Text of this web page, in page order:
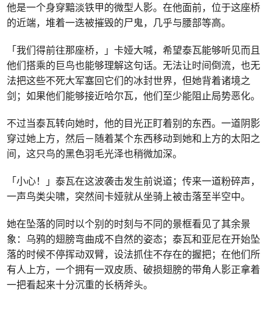
他是一个身穿黯淡铁甲的微型人影。在他面前，位于这座桥
的近端，堆着一迭被摧毁的尸鬼，几乎与腰部等高。
「我们得前往那座桥，」卡娅大喊，希望泰瓦能够听见而且
他们搭乘的巨鸟也能够理解这句话。无法让时间倒流，也无
法把这些不死大军塞回它们的冰封世界，但她背着诸境之
剑；如果他们能够接近哈尔瓦，他们至少能阻止局势恶化。
不过当泰瓦转向她时，他的目光正盯着别的东西。一道阴影
穿过她上方，然后－随着某个东西移动到她和上方的太阳之
间，这只鸟的黑色羽毛光泽也稍微加深。
「小心！」泰瓦在这波袭击发生前说道；传来一道粉碎声，
一声鸟类尖啸，突然间卡娅就从坐骑上被击落至半空中。
她在坠落的同时以个别的时刻与不同的景框看见了其余景
象：乌鸦的翅膀弯曲成不自然的姿态；泰瓦和亚尼在开始坠
落的时候不停挥动双臂，设法抓住不存在的握把；在他们所
有人上方，一个拥有一双皮质、破损翅膀的带角人影正拿着
一把看起来十分沉重的长柄斧头。